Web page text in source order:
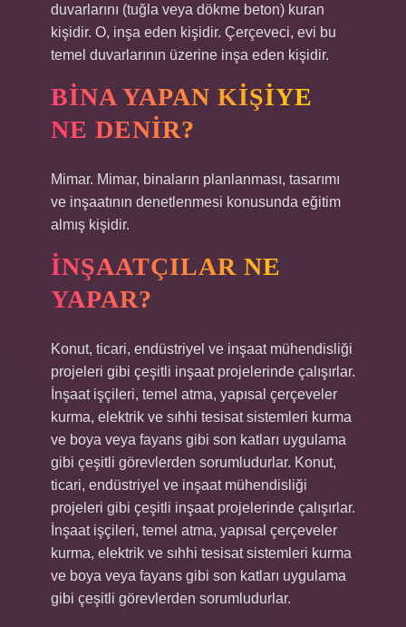
duvarlarını (tuğla veya dökme beton) kuran
kişidir. O, inşa eden kişidir. Çerçeveci, evi bu
temel duvarlarının üzerine inşa eden kişidir.
BINA YAPAN KIŞIYE
NE DENIR?
Mimar. Mimar, binaların planlanması, tasarımı
ve inşaatının denetlenmesi konusunda eğitim
almış kişidir.
İNŞAATÇILAR NE
YAPAR?
Konut, ticari, endüstriyel ve inşaat mühendisliği
projeleri gibi çeşitli inşaat projelerinde çalışırlar.
İnşaat işçileri, temel atma, yapısal çerçeveler
kurma, elektrik ve sıhhi tesisat sistemleri kurma
ve boya veya fayans gibi son katları uygulama
gibi çeşitli görevlerden sorumludurlar. Konut,
ticari, endüstriyel ve inşaat mühendisliği
projeleri gibi çeşitli inşaat projelerinde çalışırlar.
İnşaat işçileri, temel atma, yapısal çerçeveler
kurma, elektrik ve sıhhi tesisat sistemleri kurma
ve boya veya fayans gibi son katları uygulama
gibi çeşitli görevlerden sorumludurlar.